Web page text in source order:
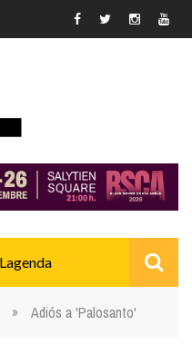
» Adiós a 'Palosanto'